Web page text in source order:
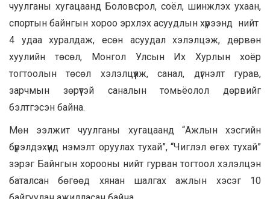
чуулганы хугацаанд Боловсрол, соёл, шинжлэх ухаан,
спортын байнгын хороо эрхлэх асуудлын хүрээнд нийт
4 удаа хуралдаж, есөн асуудал хэлэлцэж, дөрвөн
хуулийн төсөл, Монгол Улсын Их Хурлын хоёр
тогтоолын төсөл хэлэлцүүлж, санал, дүгнэлт гурав,
зарчмын зөрүүтэй саналын томьёолол дөрвийг
бэлтгэсэн байна.
Мөн ээлжит чуулганы хугацаанд “Ажлын хэсгийн
бүрэлдэхүүнд нэмэлт оруулах тухай”, “Чиглэл өгөх тухай”
зэрэг Байнгын хорооны нийт гурван тогтоол хэлэлцэн
баталсан бөгөөд хянан шалгах ажлын хэсэг 10